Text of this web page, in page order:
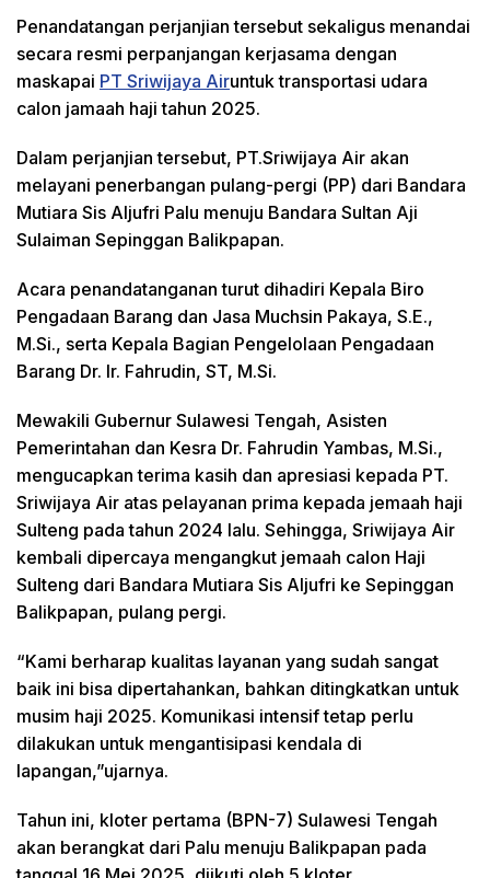
Penandatangan perjanjian tersebut sekaligus menandai
secara resmi perpanjangan kerjasama dengan
maskapai PT Sriwijaya Airuntuk transportasi udara
calon jamaah haji tahun 2025.
Dalam perjanjian tersebut, PT.Sriwijaya Air akan
melayani penerbangan pulang-pergi (PP) dari Bandara
Mutiara Sis Aljufri Palu menuju Bandara Sultan Aji
Sulaiman Sepinggan Balikpapan.
Acara penandatanganan turut dihadiri Kepala Biro
Pengadaan Barang dan Jasa Muchsin Pakaya, S.E.,
M.Si., serta Kepala Bagian Pengelolaan Pengadaan
Barang Dr. Ir. Fahrudin, ST, M.Si.
Mewakili Gubernur Sulawesi Tengah, Asisten
Pemerintahan dan Kesra Dr. Fahrudin Yambas, M.Si.,
mengucapkan terima kasih dan apresiasi kepada PT.
Sriwijaya Air atas pelayanan prima kepada jemaah haji
Sulteng pada tahun 2024 lalu. Sehingga, Sriwijaya Air
kembali dipercaya mengangkut jemaah calon Haji
Sulteng dari Bandara Mutiara Sis Aljufri ke Sepinggan
Balikpapan, pulang pergi.
“Kami berharap kualitas layanan yang sudah sangat
baik ini bisa dipertahankan, bahkan ditingkatkan untuk
musim haji 2025. Komunikasi intensif tetap perlu
dilakukan untuk mengantisipasi kendala di
lapangan,”ujarnya.
Tahun ini, kloter pertama (BPN-7) Sulawesi Tengah
akan berangkat dari Palu menuju Balikpapan pada